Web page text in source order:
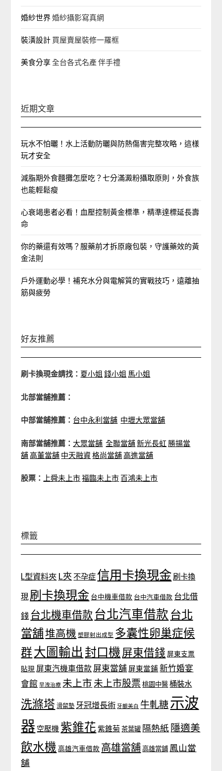
婚紗世界婚紗攝影寫真網
裝潢設計 買屋賣屋裝修一羅框
美食分享全台各式名產 伴手禮
近期文章
玩水不怕曬！水上活動防曬與防熱傷害完整攻略，這樣
玩才安全
減脂期外食麵攤怎麼吃？七分滿澱粉攝取原則，外食族
也能輕鬆瘦
心衰竭患者必看！血壓控制黃金標準，精準達標延長壽
命
你的藥還有效嗎？服藥前才拆原廠包裝，守護藥效的黃
金法則
戶外運動必學！補充水分與電解質的實戰技巧，遠離抽
筋與疲勞
好友推薦
刷卡換現金請找： 夏小姐 錢小姐 馬小姐
北部當舖推薦：
中部當舖推薦： 台中永利當舖 中壢大眾當舖
南部當舖推薦： 大眾當舖 全聯當舖新光長虹 勝揚當
舖高董當舖 中天融資格尚當舖高進當舖
股票： 上舜未上市福臨未上市 百鴻未上市
標籤
L型資料夾 L夾 不孕症 信用卡換現金 刷卡換
現 刷卡換現金 台中機車借款 台中汽車借款 台北借
錢 台北機車借款 台北汽車借款 台北
當舖堆高機 塑膠射出成型 多囊性卵巢症候
群大圖輸出 封口機 屏東借錢 屏東支票
貼現 屏東汽機車借款 屏東當舖 屏東當鋪 新竹婚宴
會館 早洩治療 未上市 未上市股票 桃園中醫 桶裝水
洗滌塔 滑鼠墊 牙冠增長術 牙齦美白 牛軋糖示波
器 空壓機 紫錐花 紫錐菊 茶葉罐 隔熱紙 隱適美
飲水機 高雄汽車借款 高雄當舖 高雄當鋪 鳳山當
舖